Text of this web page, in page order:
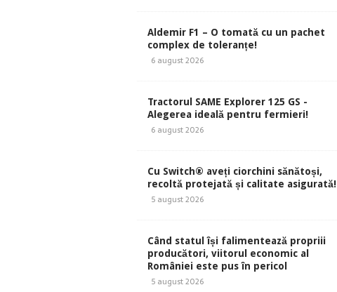
Aldemir F1 – O tomată cu un pachet
complex de toleranțe!
6 august 2026
Tractorul SAME Explorer 125 GS -
Alegerea ideală pentru fermieri!
6 august 2026
Cu Switch® aveți ciorchini sănătoși,
recoltă protejată și calitate asigurată!
5 august 2026
Când statul își falimentează propriii
producători, viitorul economic al
României este pus în pericol
5 august 2026